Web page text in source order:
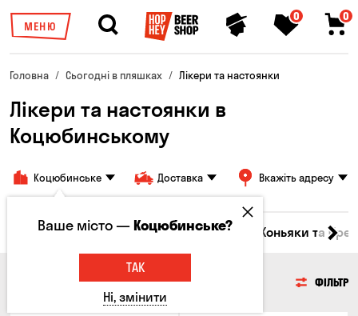
МЕНЮ
0 0
Головна Сьогодні в пляшках Лікери та настоянки
Лікери та настоянки в
Коцюбинському
Коцюбинське Доставка Вкажіть адресу
Соджу Лікери та настоянки Коньяки та
ЛІКЕРИ ТА НАСТОЯНКИ ФІЛЬТР
Ваше місто —Коцюбинське?
ТАК
Ні, змінити